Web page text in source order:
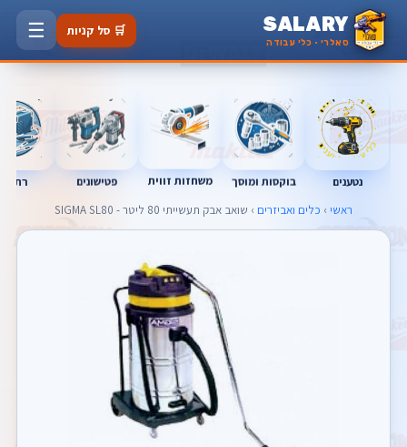
SALARY
סאלרי · כלי עבודה
🛒 סל קניות ☰
נטענים בוקסות ומוסך משחזות זווית פטישונים
ראשי › כלים ואביזרים › שואב אבק תעשייתי 80 ליטר - SIGMA SL80